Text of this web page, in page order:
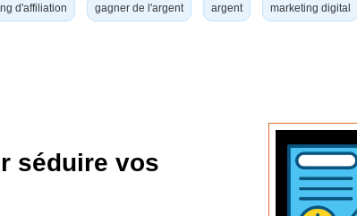
d'affiliation gagner de l'argent argent marketing digital
séduire vos